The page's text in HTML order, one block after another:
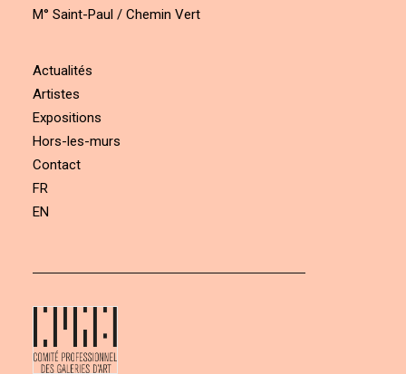
M° Saint-Paul / Chemin Vert
Actualités
Artistes
Expositions
Hors-les-murs
Contact
FR
EN